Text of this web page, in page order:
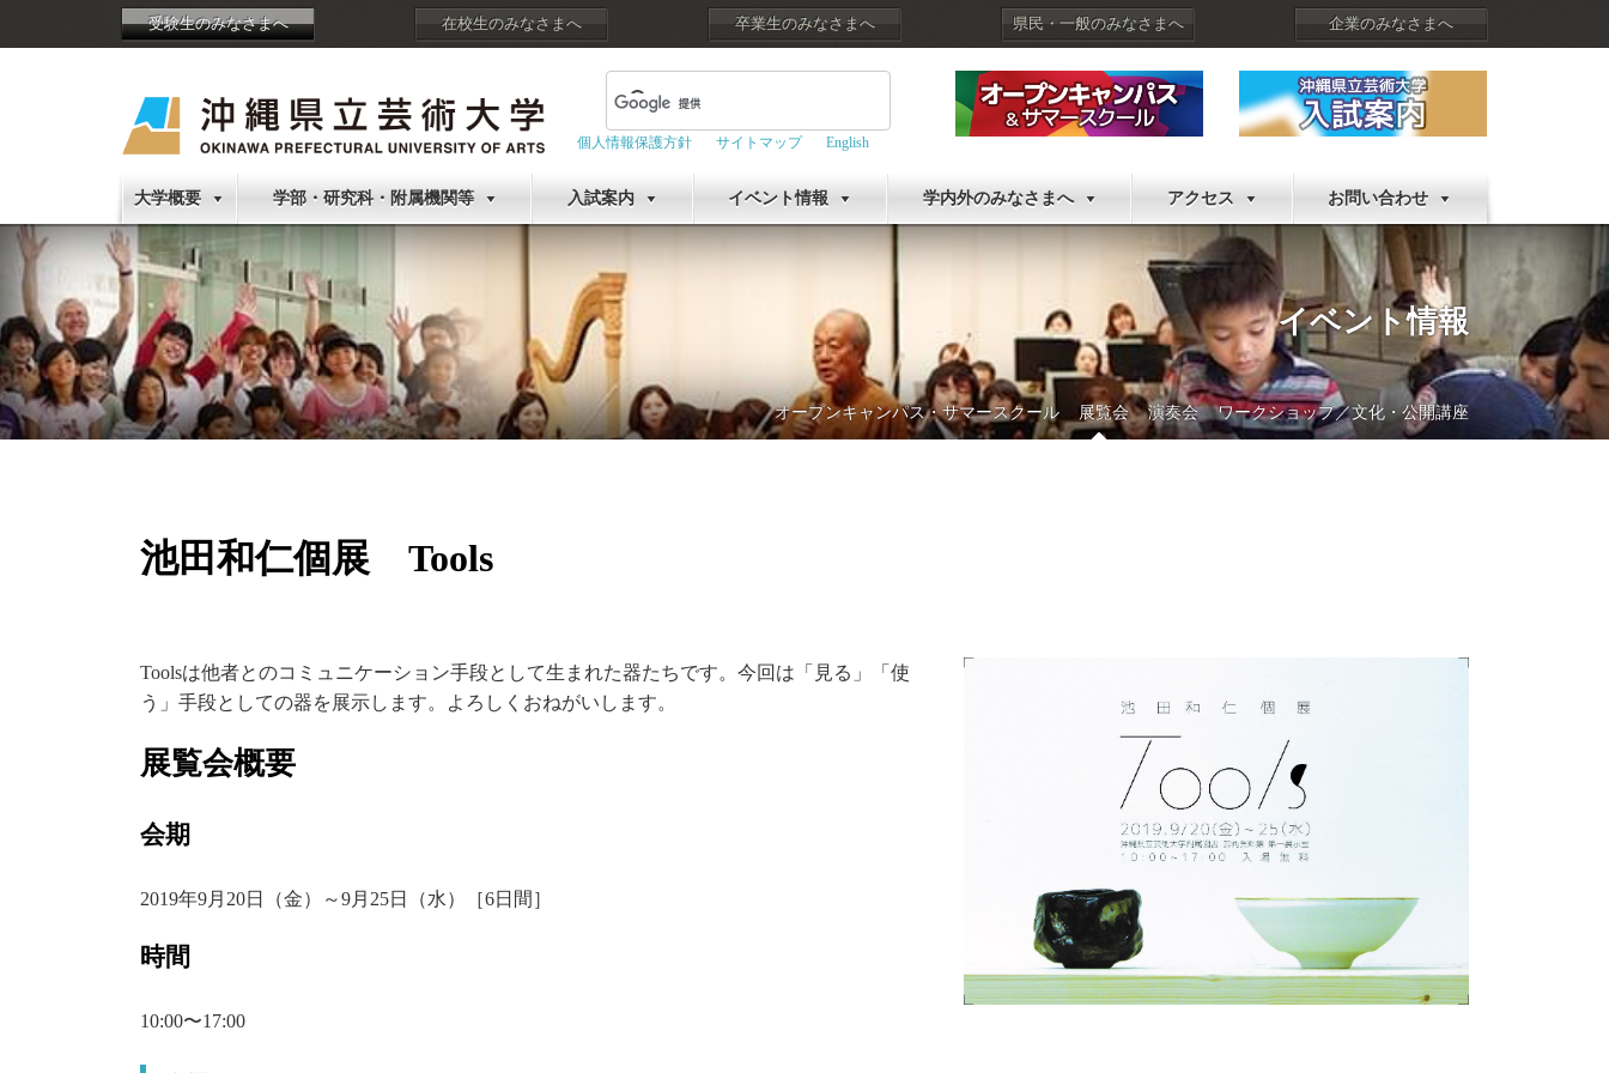
受験生のみなさまへ 在校生のみなさまへ 卒業生のみなさまへ 県民・一般のみなさまへ 企業のみなさまへ
個人情報保護方針 サイトマップ English
大学概要 学部・研究科・附属機関等 入試案内 イベント情報 学内外のみなさまへ アクセス お問い合わせ
イベント情報
オープンキャンパス・サマースクール 展覧会 演奏会 ワークショップ／文化・公開講座
池田和仁個展 Tools
Toolsは他者とのコミュニケーション手段として生まれた器たちです。今回は「見る」「使
う」手段としての器を展示します。よろしくおねがいします。
展覧会概要
会期
2019年9月20日（金）～9月25日（水）［6日間］
時間
10:00〜17:00